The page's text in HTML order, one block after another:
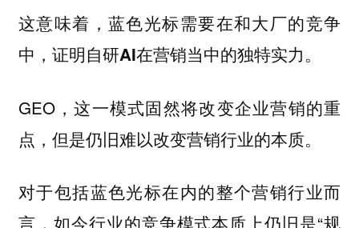
这意味着，蓝色光标需要在和大厂的竞争
中，证明自研AI在营销当中的独特实力。
GEO，这一模式固然将改变企业营销的重
点，但是仍旧难以改变营销行业的本质。
对于包括蓝色光标在内的整个营销行业而
言，如今行业的竞争模式本质上仍旧是“规